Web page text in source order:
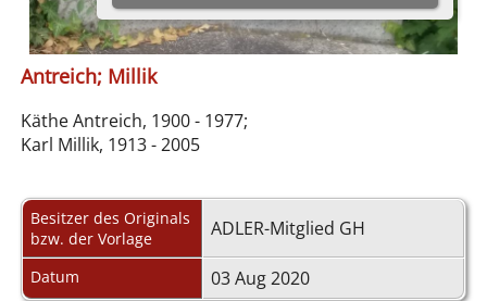
Antreich; Millik
Käthe Antreich, 1900 - 1977;
Karl Millik, 1913 - 2005
Besitzer des Originals
bzw. der Vorlage
ADLER-Mitglied GH
Datum 03 Aug 2020